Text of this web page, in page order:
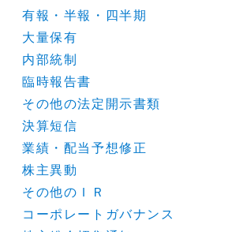
有報・半報・四半期
大量保有
内部統制
臨時報告書
その他の法定開示書類
決算短信
業績・配当予想修正
株主異動
その他のＩＲ
コーポレートガバナンス